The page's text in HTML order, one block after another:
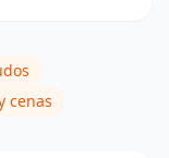
cenas